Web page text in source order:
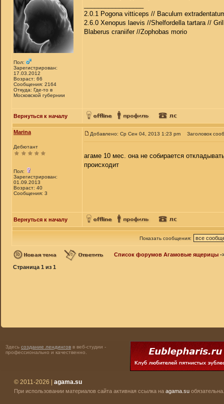
Пол:
Зарегистрирован:
17.03.2012
Возраст: 66
Сообщения: 2164
Откуда: Где-то в
Московской губернии
2.0.1 Pogona vitticeps // Baculum
2.6.0 Xenopus laevis //Shelfordella tartara //
Blaberus craniifer //Zophobas morio
Вернуться к началу
Marina
Дебютант
Пол:
Зарегистрирован:
01.09.2013
Возраст: 40
Сообщения: 3
Добавлено: Ср Сен 04, 2013 1:23 pm Заголовок
агаме 10 мес. она не собирается
происходит
Вернуться к началу
Показать сообщения:
Список форумов Агамовые ящерицы -
Страница 1 из 1
Здесь создание лендингов в веб-студии -
профессионально и качественно.
© 2011-2026 | agama.su
При использовании материалов сайта активная ссылка на agama.su обязательна.